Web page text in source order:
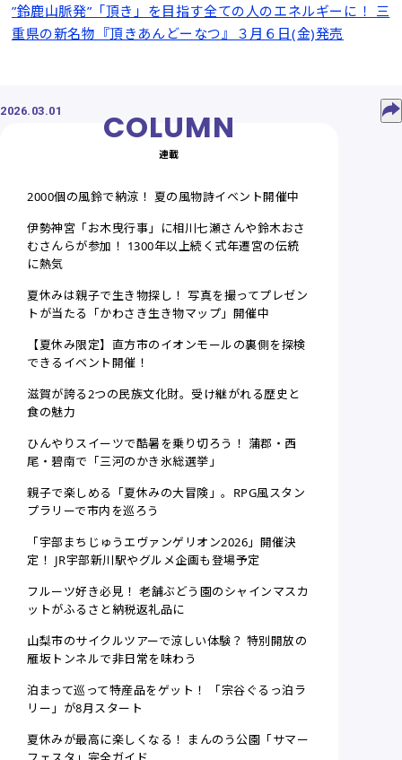
”鈴鹿山脈発”「頂き」を目指す全ての人のエネルギーに！ 三
重県の新名物『頂きあんどーなつ』３月６日(金)発売
2026.03.01
連載
2000個の風鈴で納涼！ 夏の風物詩イベント開催中
伊勢神宮「お木曳行事」に相川七瀬さんや鈴木おさ
むさんらが参加！ 1300年以上続く式年遷宮の伝統
に熱気
夏休みは親子で生き物探し！ 写真を撮ってプレゼン
トが当たる「かわさき生き物マップ」開催中
【夏休み限定】直方市のイオンモールの裏側を探検
できるイベント開催！
滋賀が誇る2つの民族文化財。受け継がれる歴史と
食の魅力
ひんやりスイーツで酷暑を乗り切ろう！ 蒲郡・西
尾・碧南で「三河のかき氷総選挙」
親子で楽しめる「夏休みの大冒険」。RPG風スタン
プラリーで市内を巡ろう
「宇部まちじゅうエヴァンゲリオン2026」開催決
定！ JR宇部新川駅やグルメ企画も登場予定
フルーツ好き必見！ 老舗ぶどう園のシャインマスカ
ットがふるさと納税返礼品に
山梨市のサイクルツアーで涼しい体験？ 特別開放の
雁坂トンネルで非日常を味わう
泊まって巡って特産品をゲット！ 「宗谷ぐるっ泊ラ
リー」が8月スタート
夏休みが最高に楽しくなる！ まんのう公園「サマー